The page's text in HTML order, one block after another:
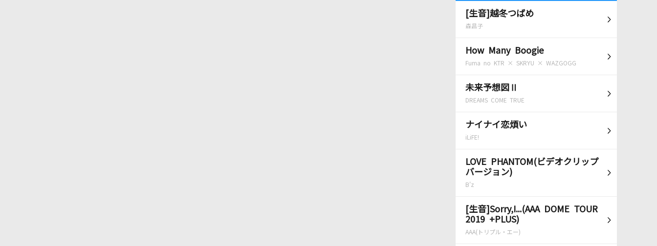
[生音]越冬つばめ
森昌子
How Many Boogie
Fuma no KTR × SKRYU × WAZGOGG
未来予想図Ⅱ
DREAMS COME TRUE
ナイナイ恋煩い
iLiFE!
LOVE PHANTOM(ビデオクリップ
バージョン)
B'z
[生音]Sorry,I...(AAA DOME TOUR
2019 +PLUS)
AAA(トリプル・エー)